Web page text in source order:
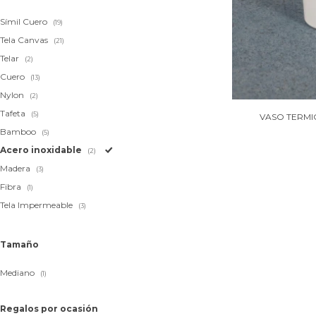
VASO
Símil Cuero (19)
Tela Canvas (21)
Telar (2)
Cuero (13)
Nylon (2)
Tafeta (5)
Bamboo (5)
Acero inoxidable (2)
Madera (3)
Fibra (1)
Tela Impermeable (3)
Tamaño
Mediano (1)
Regalos por ocasión